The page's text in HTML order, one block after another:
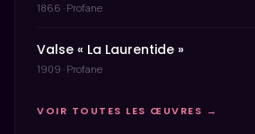
1866 · Profane
Valse « La Laurentide »
1909 · Profane
VOIR TOUTES LES ŒUVRES →